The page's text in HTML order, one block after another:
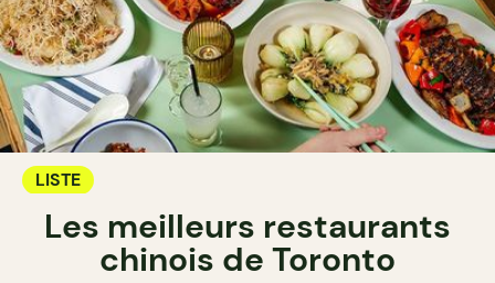
LISTE
Les meilleurs restaurants
chinois de Toronto